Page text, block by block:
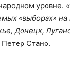
уровне.
«выборах»
Донецк,
Петер Стано.